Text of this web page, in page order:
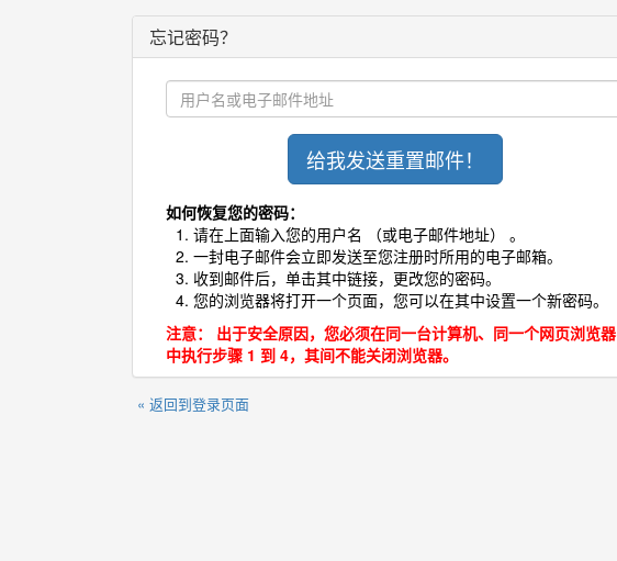
忘记密码？
如何恢复您的密码：
请在上面输入您的用户名 （或电子邮件地址） 。
一封电子邮件会立即发送至您注册时所用的电子邮箱。
收到邮件后，单击其中链接，更改您的密码。
您的浏览器将打开一个页面，您可以在其中设置一个新密码。
注意： 出于安全原因，您必须在同一台计算机、同一个网页浏览器
中执行步骤 1 到 4，其间不能关闭浏览器。
« 返回到登录页面